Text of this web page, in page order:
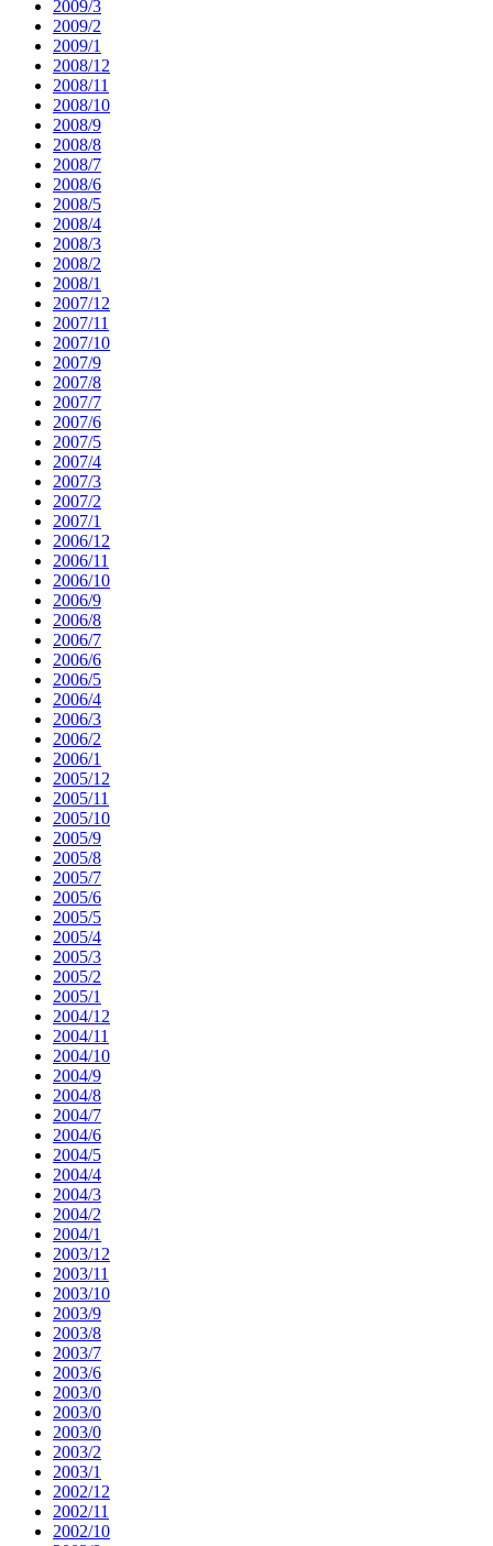
2009/3
2009/2
2009/1
2008/12
2008/11
2008/10
2008/9
2008/8
2008/7
2008/6
2008/5
2008/4
2008/3
2008/2
2008/1
2007/12
2007/11
2007/10
2007/9
2007/8
2007/7
2007/6
2007/5
2007/4
2007/3
2007/2
2007/1
2006/12
2006/11
2006/10
2006/9
2006/8
2006/7
2006/6
2006/5
2006/4
2006/3
2006/2
2006/1
2005/12
2005/11
2005/10
2005/9
2005/8
2005/7
2005/6
2005/5
2005/4
2005/3
2005/2
2005/1
2004/12
2004/11
2004/10
2004/9
2004/8
2004/7
2004/6
2004/5
2004/4
2004/3
2004/2
2004/1
2003/12
2003/11
2003/10
2003/9
2003/8
2003/7
2003/6
2003/0
2003/0
2003/0
2003/2
2003/1
2002/12
2002/11
2002/10